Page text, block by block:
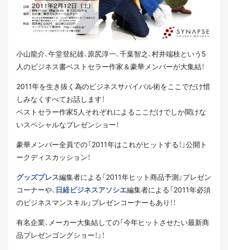
小山龍介、午堂登紀雄、原尻淳一、千葉智之、村井端枝という5
人のビジネス書ベストセラー作家＆豪華メンバーが大集結！
2011年を生き抜く為のビジネスサバイバル術をここでだけ惜
しみなくすべてお話します！
ベストセラー作家5人それぞれによるここだけでしか聞けな
いスペシャルなプレゼンショー！
豪華メンバー全員での「2011年はこれがヒットする！」公開ト
ークディスカッション！
グッズプレス編集者による「2011年ヒット商品予測」プレゼン
コーナーや、 日経ビジネスアソシエ編集者による「2011年必須
のビジネスマンスキル」プレゼンコーナーもあり！！
有名企業、メーカー大集結しての「今年ヒットさせたい最新商
品プレゼンゴングショー！」！